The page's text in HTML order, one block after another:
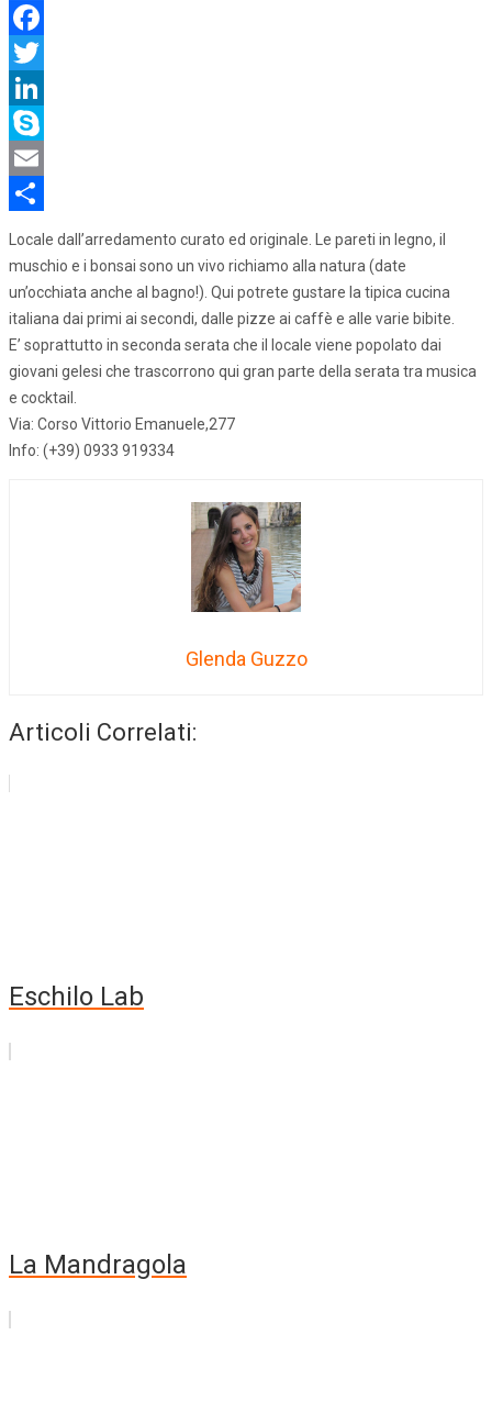
Facebook
Twitter
LinkedIn
Skype
Email
Locale dall’arredamento curato ed originale. Le pareti in legno, il
muschio e i bonsai sono un vivo richiamo alla natura (date
un’occhiata anche al bagno!). Qui potrete gustare la tipica cucina
italiana dai primi ai secondi, dalle pizze ai caffè e alle varie bibite.
E’ soprattutto in seconda serata che il locale viene popolato dai
giovani gelesi che trascorrono qui gran parte della serata tra musica
e cocktail.
Via: Corso Vittorio Emanuele,277
Info: (+39) 0933 919334
Glenda Guzzo
Articoli Correlati:
Eschilo Lab
La Mandragola